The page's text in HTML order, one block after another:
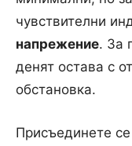
чувствителни
напрежение. За
денят остава с
обстановка.
Присъединете